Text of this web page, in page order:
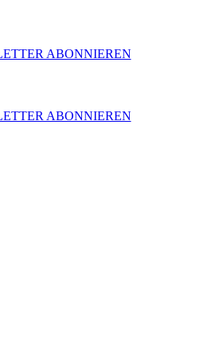
ABONNIEREN
ABONNIEREN